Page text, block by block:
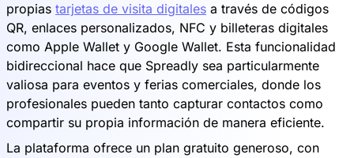
propias tarjetas de visita digitales a través de códigos
QR, enlaces personalizados, NFC y billeteras digitales
como Apple Wallet y Google Wallet. Esta funcionalidad
bidireccional hace que Spreadly sea particularmente
valiosa para eventos y ferias comerciales, donde los
profesionales pueden tanto capturar contactos como
compartir su propia información de manera eficiente.
La plataforma ofrece un plan gratuito generoso, con